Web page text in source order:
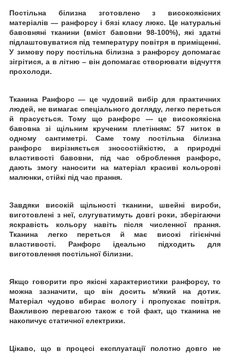
Постільна білизна зготовлено
з високоякісних
матеріалів — ранфорсу і бязі класу люкс. Це натуральні
бавовняні тканини (вміст бавовни 98-100%), які здатні
підлаштовуватися під температуру повітря в приміщенні.
У зимову пору постільна білизна з ранфорсу допомагає
зігрітися, а в літню – він допомагає створювати відчуття
прохолоди.
Тканина Ранфорс — це чудовий вибір для практичних
людей, не вимагає спеціального догляду, легко переться
й
прасується. Тому що ранфорс — це високоякісна
бавовна зі щільним крученим плетінням: 57 ниток в
одному сантиметрі. Саме тому постільна білизна
ранфорс вирізняється зносостійкістю, а природні
властивості бавовни, під час оброблення ранфорс,
дають змогу наносити на матеріал красиві кольорові
малюнки, стійкі під час прання.
Завдяки високій щільності тканини, швейні вироби,
виготовлені з неї, слугуватимуть довгі роки, зберігаючи
яскравість кольору навіть після численної
прання.
Тканина легко переться й має високі гігієнічні
властивості. Ранфорс ідеально підходить для
виготовлення постільної білизни.
Якщо говорити про якісні характеристики ранфорсу, то
можна зазначити, що він досить м'який на дотик.
Матеріал чудово вбирає вологу і пропускає повітря.
Важливою перевагою також є той факт, що тканина не
накопичує статичної електрики.
Цікаво, що в процесі експлуатації полотно довго не